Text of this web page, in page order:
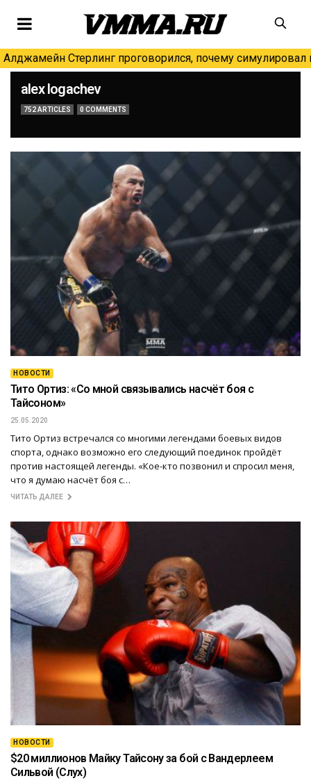
Алджамейн Стерлинг проговорился, почему симулировал
alex logachev
752 ARTICLES 0 COMMENTS
НОВОСТИ
Тито Ортиз: «Со мной связывались насчёт боя с
Тайсоном»
25.05.2020
Тито Ортиз встречался со многими легендами боевых видов
спорта, однако возможно его следующий поединок пройдёт
против настоящей легенды. «Кое-кто позвонил и спросил меня,
что я думаю насчёт боя с…
ЧИТАТЬ ДАЛЕЕ
НОВОСТИ
$20 миллионов Майку Тайсону за бой с Вандерлеем
Сильвой (Слух)